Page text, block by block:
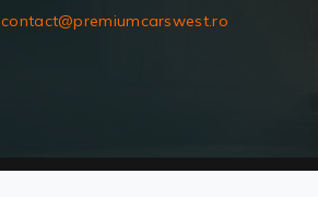
contact@premiumcarswest.ro